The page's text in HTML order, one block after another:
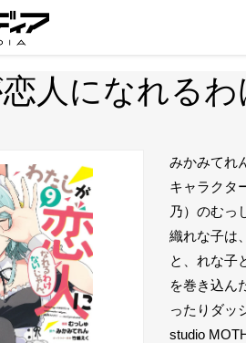
人になれる
みかみてれ
キャラクタ
乃）のむっ
織れな子は
と、れな子
を巻き込ん
ったりダッ
studio